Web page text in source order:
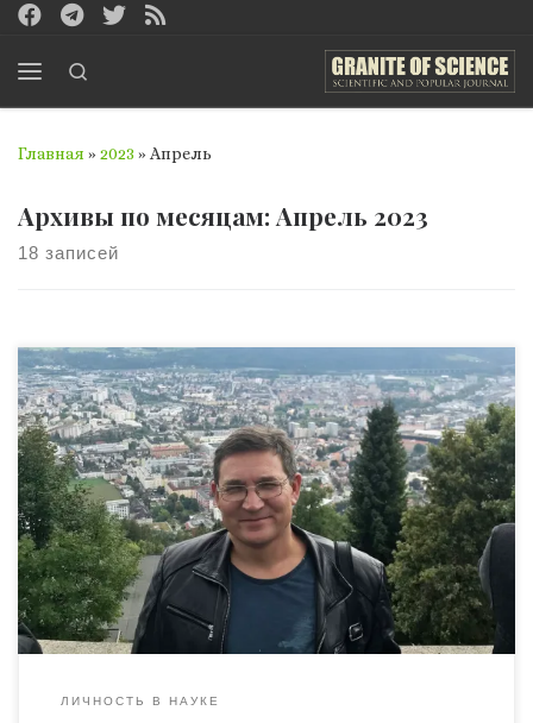
Перейти к содержимому
Главная » 2023 » Апрель
Архивы по месяцам: Апрель 2023
18 записей
Іксанов Олександр Маратович — український математик
та кібернетик, що працює у галузі теорії ймовірностей та
теорії випадкових процесів; доктор фізико-
математичних наук (2007), професор (2011), завідувач
кафедри дослідження операцій факультету
комп’ютерних наук та кібернетики Київського
національного університету імені Тараса Шевченка
(2014). Автор двох монографій, понад 100 наукових
статей, h-index Scopus = […]
ЛИЧНОСТЬ В НАУКЕ